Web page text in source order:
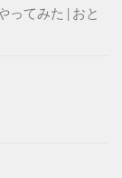
ってみた | おと